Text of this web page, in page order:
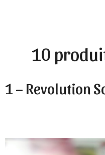
10
1 – Revolution